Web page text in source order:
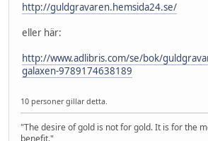
http://guldgravaren.hemsida24.se/
eller här:
http://www.adlibris.com/se/bok/
galaxen-9789174638189
10 personer gillar detta.
"The desire of gold is not for gold. It is for the